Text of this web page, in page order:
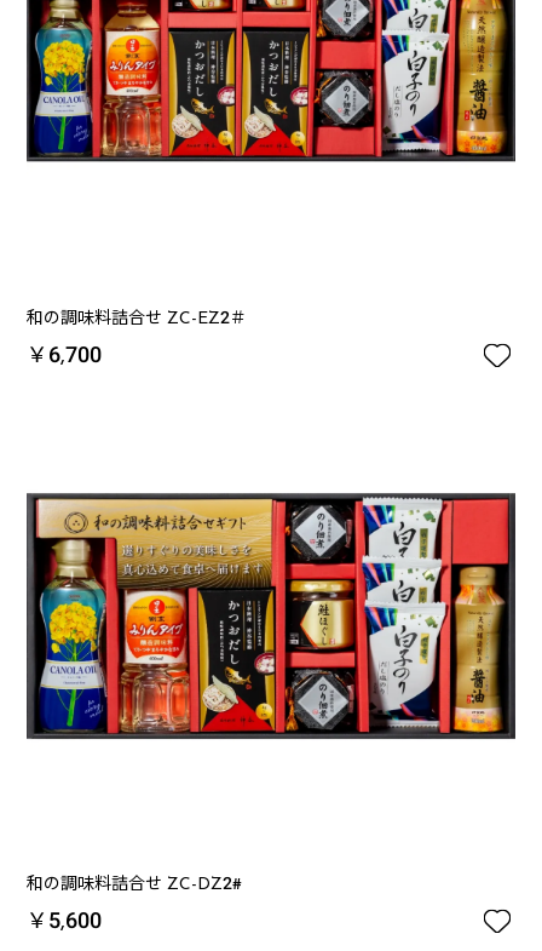
和の調味料詰合せ ZC-EZ2＃
￥6,700 
和の調味料詰合せ ZC-DZ2#
￥5,600 